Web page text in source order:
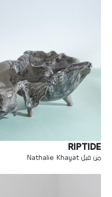
RIPTIDE
من قبل Nathalie Khayat